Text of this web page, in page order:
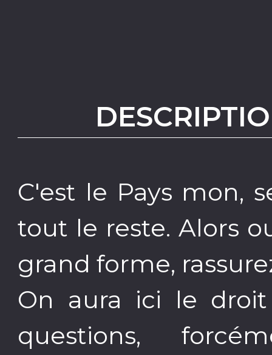
C'est le Pays mon,
tout le reste. Alors
grand forme,
On aura ici le
questions,